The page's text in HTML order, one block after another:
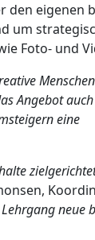
den eigenen
um
Foto- und
Angebot
eine
neue